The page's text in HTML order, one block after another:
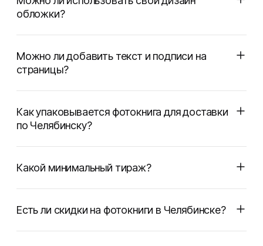
обложки?
Можно ли добавить текст и подписи на
страницы?
Как упаковывается фотокнига для доставки
по Челябинску?
Какой минимальный тираж?
Есть ли скидки на фотокниги в Челябинске?